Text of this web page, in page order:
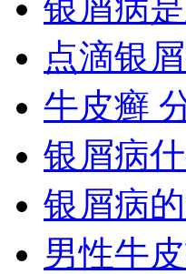
点滴银
牛皮癣
银屑病
银屑病
男性牛